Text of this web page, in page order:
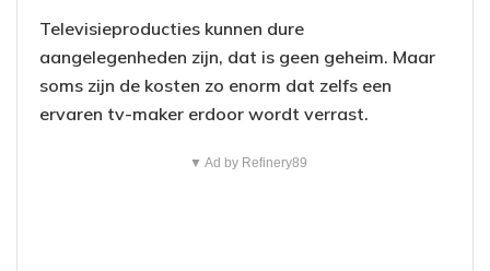
Televisieproducties kunnen dure
aangelegenheden zijn, dat is geen geheim. Maar
soms zijn de kosten zo enorm dat zelfs een
ervaren tv-maker erdoor wordt verrast.
▼ Ad by Refinery89